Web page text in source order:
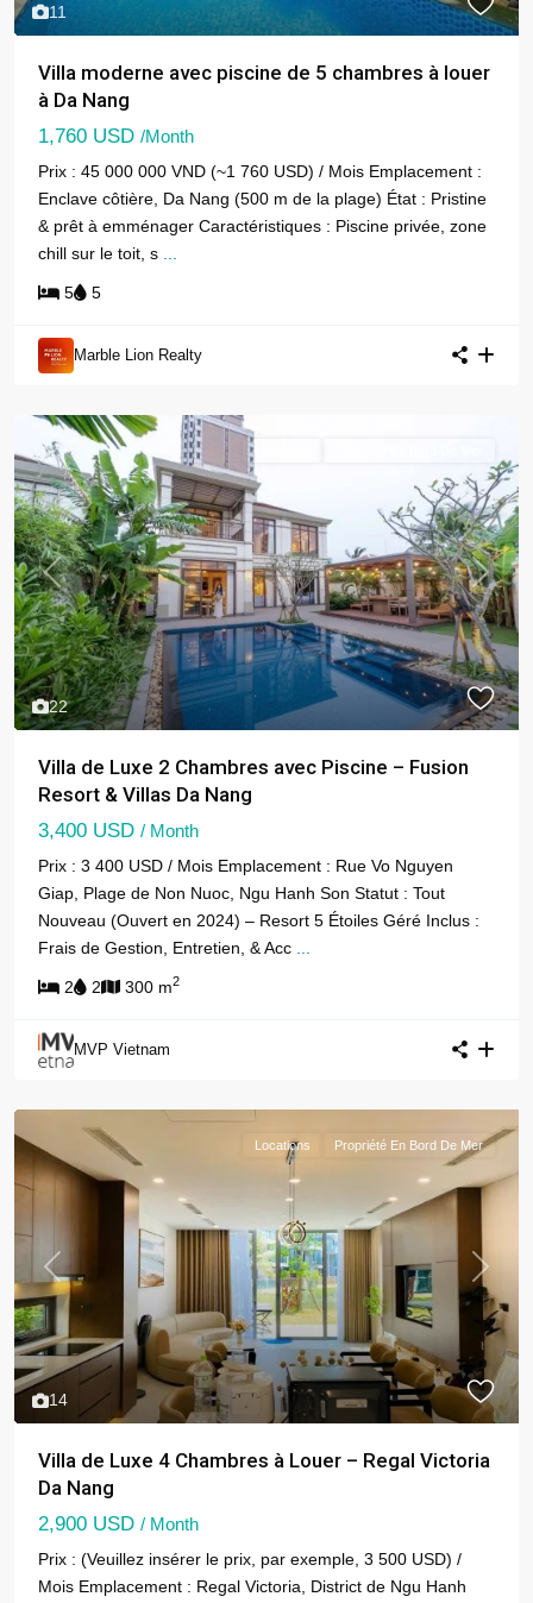
11
Villa moderne avec piscine de 5 chambres à louer
à Da Nang
1,760 USD /Month
Prix : 45 000 000 VND (~1 760 USD) / Mois Emplacement :
Enclave côtière, Da Nang (500 m de la plage) État : Pristine
& prêt à emménager Caractéristiques : Piscine privée, zone
chill sur le toit, s
5 5
Marble Lion Realty
22
Previous Next
Villa de Luxe 2 Chambres avec Piscine – Fusion
Resort & Villas Da Nang
3,400 USD / Month
Prix : 3 400 USD / Mois Emplacement : Rue Vo Nguyen
Giap, Plage de Non Nuoc, Ngu Hanh Son Statut : Tout
Nouveau (Ouvert en 2024) – Resort 5 Étoiles Géré Inclus :
Frais de Gestion, Entretien, & Acc
2 2 300 m2
MVP Vietnam
14
Previous Next
Locations Propriété En Bord De Mer
Villa de Luxe 4 Chambres à Louer – Regal Victoria
Da Nang
2,900 USD / Month
Prix : (Veuillez insérer le prix, par exemple, 3 500 USD) /
Mois Emplacement : Regal Victoria, District de Ngu Hanh